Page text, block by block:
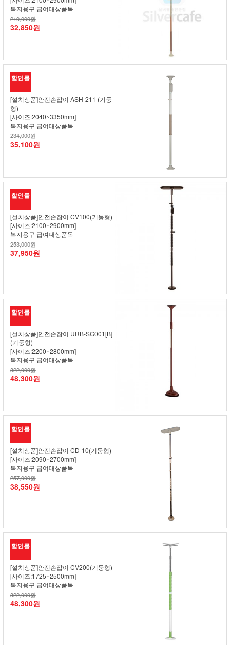
복지용구 급여대상품목
219,000원
32,850원
할인률
[설치상품]안전손잡이 ASH-211 (기둥
형)
[사이즈:2040~3350mm]
복지용구 급여대상품목
234,000원
35,100원
할인률
[설치상품]안전손잡이 CV100(기둥형)
[사이즈:2100~2900mm]
복지용구 급여대상품목
253,000원
37,950원
할인률
[설치상품]안전손잡이 URB-SG001[B]
(기둥형)
[사이즈:2200~2800mm]
복지용구 급여대상품목
322,000원
48,300원
할인률
[설치상품]안전손잡이 CD-10(기둥형)
[사이즈:2090~2700mm]
복지용구 급여대상품목
257,000원
38,550원
할인률
[설치상품]안전손잡이 CV200(기둥형)
[사이즈:1725~2500mm]
복지용구 급여대상품목
322,000원
48,300원